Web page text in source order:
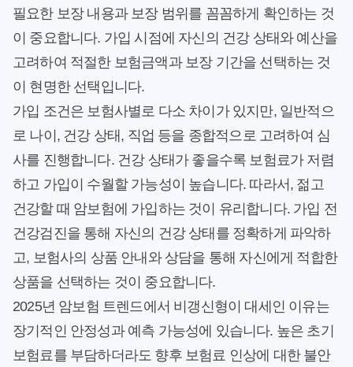
필요한 보장 내용과 보장 범위를 꼼꼼하게 확인하는 것
이 중요합니다. 가입 시점에 자신의 건강 상태와 예산을
고려하여 적절한 보험금액과 보장 기간을 선택하는 것
이 현명한 선택입니다.
가입 조건은 보험사별로 다소 차이가 있지만, 일반적으
로 나이, 건강 상태, 직업 등을 종합적으로 고려하여 심
사를 진행합니다. 건강 상태가 좋을수록 보험료가 저렴
하고 가입이 수월할 가능성이 높습니다. 따라서, 젊고
건강할 때 암보험에 가입하는 것이 유리합니다. 가입 전
건강검진을 통해 자신의 건강 상태를 정확하게 파악하
고, 보험사의 상품 안내와 상담을 통해 자신에게 적합한
상품을 선택하는 것이 중요합니다.
2025년 암보험 트렌드에서 비갱신형이 대세인 이유는
장기적인 안정성과 예측 가능성에 있습니다. 높은 초기
보험료를 부담하더라도 향후 보험료 인상에 대한 불안